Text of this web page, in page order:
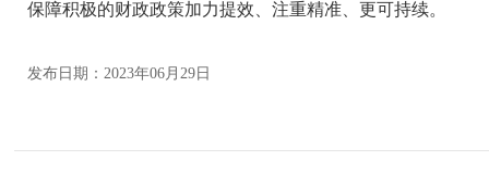
保障积极的财政政策加力提效、注重精准、更可持续。
发布日期：2023年06月29日